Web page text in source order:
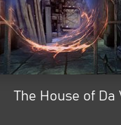
The House of